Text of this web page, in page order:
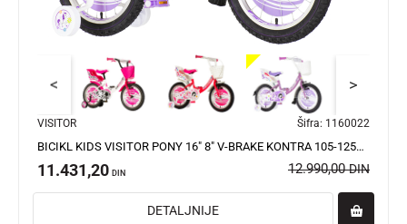
< >
VISITOR Šifra: 1160022
BICIKL KIDS VISITOR PONY 16" 8" V-BRAKE KONTRA 105-125CM (16") LJUBIČASTI PERLA
11.431,20 DIN 12.990,00DIN
DETALJNIJE